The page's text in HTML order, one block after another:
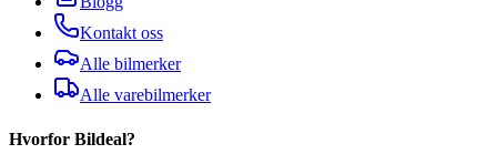
Kontakt oss
Alle bilmerker
Alle varebilmerker
Hvorfor Bildeal?